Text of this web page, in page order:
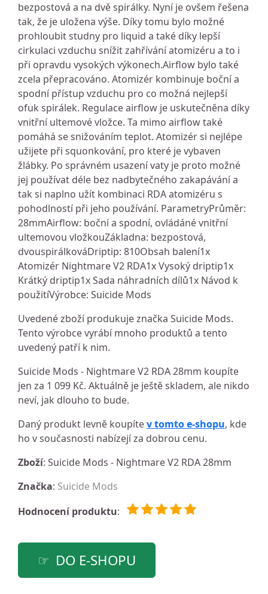
bezpostová a na dvě spirálky. Nyní je ovšem řešena
tak, že je uložena výše. Díky tomu bylo možné
prohloubit studny pro liquid a také díky lepší
cirkulaci vzduchu snížit zahřívání atomizéru a to i
při opravdu vysokých výkonech.Airflow bylo také
zcela přepracováno. Atomizér kombinuje boční a
spodní přístup vzduchu pro co možná nejlepší
ofuk spirálek. Regulace airflow je uskutečněna díky
vnitřní ultemové vložce. Ta mimo airflow také
pomáhá se snižováním teplot. Atomizér si nejlépe
užijete při squonkování, pro které je vybaven
žlábky. Po správném usazení vaty je proto možné
jej používat déle bez nadbytečného zakapávání a
tak si naplno užít kombinaci RDA atomizéru s
pohodlností při jeho používání. ParametryPrůměr:
28mmAirflow: boční a spodní, ovládáné vnitřní
ultemovou vložkouZákladna: bezpostová,
dvouspirálkováDriptip: 810Obsah balení1x
Atomizér Nightmare V2 RDA1x Vysoký driptip1x
Krátký driptip1x Sada náhradních dílů1x Návod k
použitíVýrobce: Suicide Mods
Uvedené zboží produkuje značka Suicide Mods.
Tento výrobce vyrábí mnoho produktů a tento
uvedený patří k nim.
Suicide Mods - Nightmare V2 RDA 28mm koupíte
jen za 1 099 Kč. Aktuálně je ještě skladem, ale nikdo
neví, jak dlouho to bude.
Daný produkt levně koupítev tomto e-shopu, kde
ho v současnosti nabízejí za dobrou cenu.
Zboží: Suicide Mods - Nightmare V2 RDA 28mm
Značka: Suicide Mods
Hodnocení produktu:
DO E-SHOPU